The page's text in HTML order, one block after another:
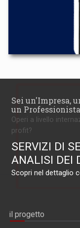
Sei un'Impresa,
un
Operi a livello
profit?
SERVIZI DI
ANALISI DEI
Scopri nel dettaglio
il progetto